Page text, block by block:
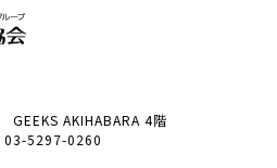
AKIHABARA 4階
03-5297-0260